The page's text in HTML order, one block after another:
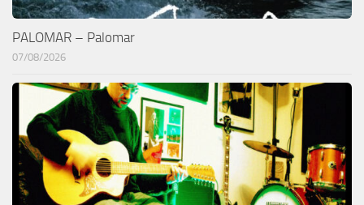
PALOMAR – Palomar
07/08/2026